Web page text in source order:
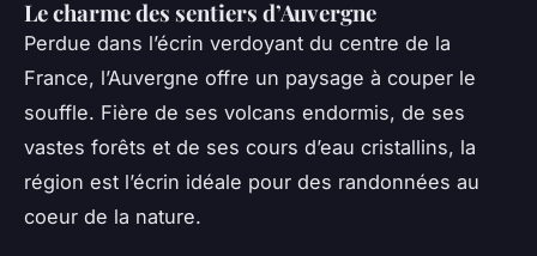
Le charme des sentiers d’Auvergne
Perdue dans l’écrin verdoyant du centre de la
France, l’Auvergne offre un paysage à couper le
souffle. Fière de ses volcans endormis, de ses
vastes forêts et de ses cours d’eau cristallins, la
région est l’écrin idéale pour des randonnées au
coeur de la nature.